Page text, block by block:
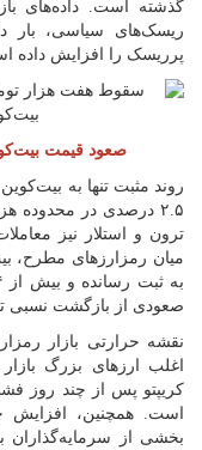
گذشته است. داده‌های
ریسک‌های سیاسی، بار
پرریسک را افزایش داده
صعود قیمت
روند مثبت تنها به
ترون و استلار نیز
میان رمزارز‌های مطرح،
صعودی از بازگشت نسبی
نقشه حرارتی بازار
اغلب ارز‌های بزرگ
کریپتو پس از چند روز
است. همچنین، افزایش
بخشی از سرمایه‌گذاران